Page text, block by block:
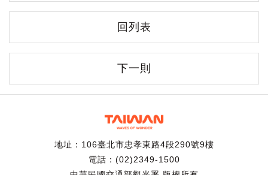
回列表
下一則
地址：106臺北市忠孝東路4段290號9樓
電話：(02)2349-1500